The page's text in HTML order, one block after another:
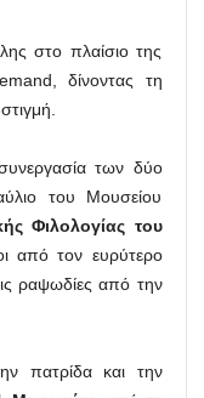
στο πλαίσιο της
δίνοντας τη
των δύο
του Μουσείου
Φιλολογίας του
από τον ευρύτερο
ραψωδίες από την
πατρίδα και την